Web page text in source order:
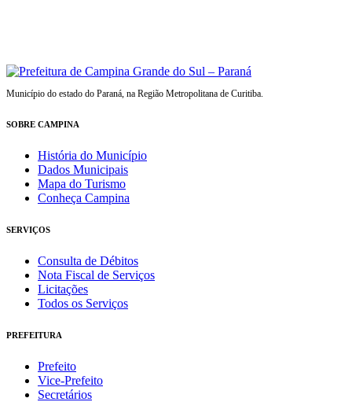
Município do estado do Paraná, na Região Metropolitana de Curitiba.
SOBRE CAMPINA
História do Município
Dados Municipais
Mapa do Turismo
Conheça Campina
SERVIÇOS
Consulta de Débitos
Nota Fiscal de Serviços
Licitações
Todos os Serviços
PREFEITURA
Prefeito
Vice-Prefeito
Secretários